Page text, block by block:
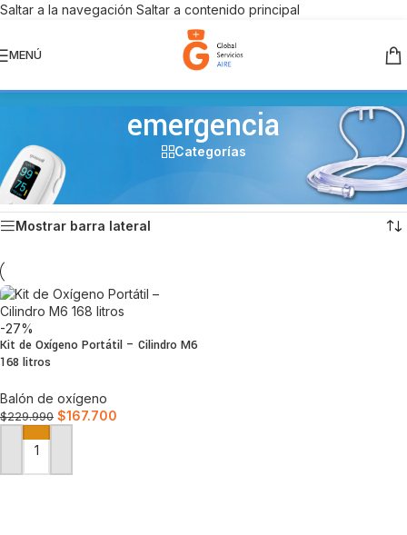
Saltar a la navegación Saltar a contenido principal
DESPACHO A TODO CHILE
MENÚ
emergencia
Categorías
Inicio/Productos etiquetados “emergencia”
Mostrando el único resultado
Mostrar barra lateral
-27%
Kit de Oxígeno Portátil – Cilindro M6
168 litros
Balón de oxígeno
$229.990 $167.700
AÑADIR AL CARRITO